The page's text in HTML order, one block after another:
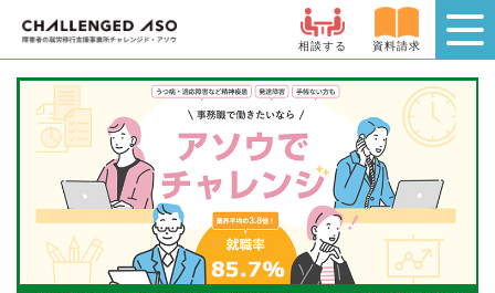
相談する 資料請求